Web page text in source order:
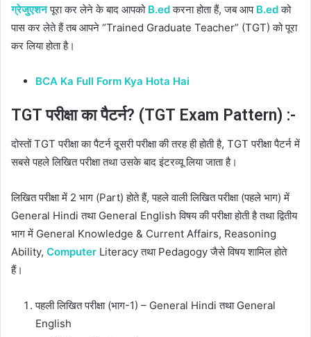
ग्रेजुएशनपूरा कर लेने के बाद आपको B.ed करना होता हैं, जब आप B.edको
पास कर लेते हैं तब आपने “Trained Graduate Teacher” (TGT) को पूरा
कर लिया होता है।
BCA Ka Full Form Kya Hota Hai
TGT परीक्षा का पैटर्न? (TGT Exam Pattern) :-
दोस्तों TGT परीक्षा का पैटर्न दूसरी परीक्षा की तरह ही होती है, TGT परीक्षा पैटर्न में
सबसे पहले लिखित परीक्षा तथा उसके बाद इंटरव्यू लिया जाता है।
लिखित परीक्षा में 2 भाग (Part) होते हैं, पहले वाली लिखित परीक्षा (पहले भाग) में
General Hindi तथा General English विषय की परीक्षा होती है तथा द्वितीय
भाग में General Knowledge & Current Affairs, Reasoning
Ability, Computer Literacy तथा Pedagogy जैसे विषय शामिल होते
हैं।
पहली लिखित परीक्षा (भाग-1) – General Hindi तथा General
English